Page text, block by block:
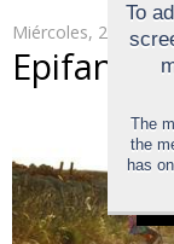
Miércoles, 22 de
Epifanía
To
The
the
has